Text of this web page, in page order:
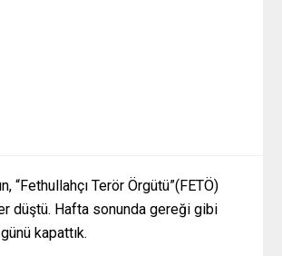
“Fethullahçı Terör Örgütü”(FETÖ)
düştü. Hafta sonunda gereği gibi
kapattık.